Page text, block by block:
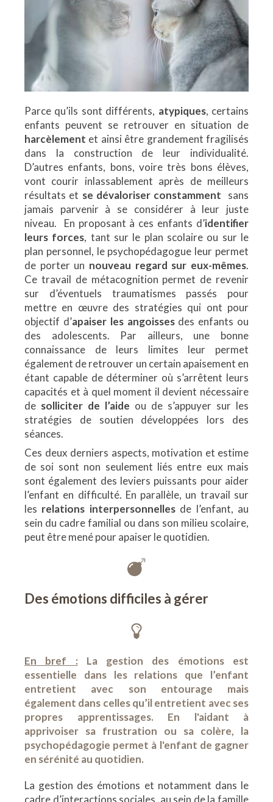
Parce qu’ils sont différents, atypiques, certains
enfants peuvent se retrouver en situation de
harcèlement et ainsi être grandement fragilisés
dans la construction de leur individualité.
D’autres enfants, bons, voire très bons élèves,
vont courir inlassablement après de meilleurs
résultats et se dévaloriser constamment sans
jamais parvenir à se considérer à leur juste
niveau. En proposant à ces enfants d’identifier
leurs forces, tant sur le plan scolaire ou sur le
plan personnel, le psychopédagogue leur permet
de porter un nouveau regard sur eux-mêmes.
Ce travail de métacognition permet de revenir
sur d’éventuels traumatismes passés pour
mettre en œuvre des stratégies qui ont pour
objectif d’apaiser les angoissesdes enfants ou
des adolescents. Par ailleurs, une bonne
connaissance de leurs limites leur permet
également de retrouver un certain apaisement en
étant capable de déterminer où s’arrêtent leurs
capacités et à quel moment il devient nécessaire
de solliciter de l’aide ou de s’appuyer sur les
stratégies de soutien développées lors des
séances.
Ces deux derniers aspects, motivation et estime
de soi sont non seulement liés entre eux mais
sont également des leviers puissants pour aider
l’enfant en difficulté. En parallèle, un travail sur
les relations interpersonnellesde l’enfant, au
sein du cadre familial ou dans son milieu scolaire,
peut être mené pour apaiser le quotidien.
Des émotions difficiles à gérer
En bref : La gestion des émotions est
essentielle dans les relations que l’enfant
entretient avec son entourage mais
également dans celles qu’il entretient avec ses
propres apprentissages. En l'aidant à
apprivoiser sa frustration ou sa colère, la
psychopédagogie permet à l'enfant de gagner
en sérénité au quotidien.
La gestion des émotions et notamment dans le
cadre d’interactions sociales, au sein de la famille